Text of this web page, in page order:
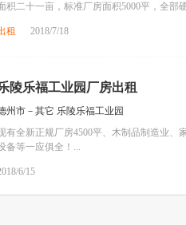
积二十一亩，标准厂房面积5000平，全部
租 2018/7/18
陵乐福工业园厂房出租
州市－其它 乐陵乐福工业园
有全新正规厂房4500平、木制品制造业
备等一应俱全！...
6/15